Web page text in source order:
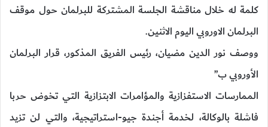
كلمة له خلال مناقشة الجلسة المشتركة للبرلمان حول موقف
البرلمان الاوروبي اليوم الاثنين.
ووصف نور الدين مضيان، رئيس الفريق المذكور، قرار البرلمان
الأوروبي ب”
الممارسات الاستفزازية والمؤامرات الابتزازية التي تخوض حربا
فاشلة بالوكالة، لخدمة أجندة جيو-استراتيجية، والتي لن تزيد